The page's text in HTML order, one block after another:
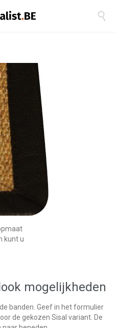

kunt u
mogelijkheden
banden. Geef in het formulier
de gekozen Sisal variant. De